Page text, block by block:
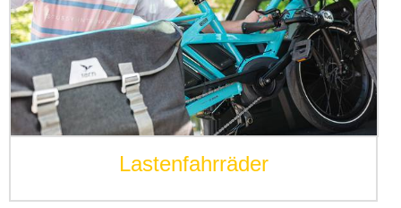
Lastenfahrräder